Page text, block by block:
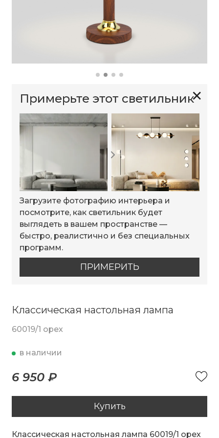
✕
Примерьте этот светильник
Загрузите фотографию интерьера и
посмотрите, как светильник будет
выглядеть в вашем пространстве —
быстро, реалистично и без специальных
программ.
ПРИМЕРИТЬ
Классическая настольная лампа
60019/1 орех
в наличии
6 950 ₽
Купить
Классическая настольная лампа 60019/1 орех